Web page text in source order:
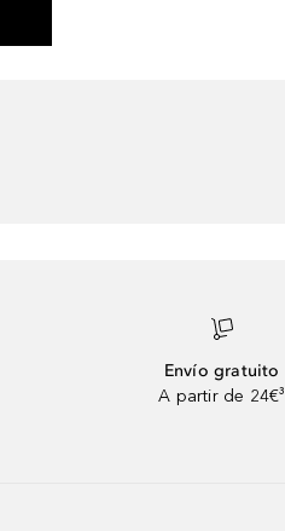
Envío gratuito
A partir de 24€³